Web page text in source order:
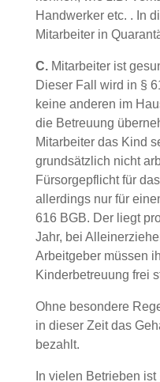
Handwerker etc. . In
Mitarbeiter in
C.Mitarbeiter ist
Dieser Fall wird in §
keine anderen im
die Betreuung
Mitarbeiter das Kind
grundsätzlich nicht
Fürsorgepflicht für
allerdings nur für
616 BGB. Der liegt
Jahr, bei
Arbeitgeber müssen
Kinderbetreuung frei
Ohne besondere
in dieser Zeit das
bezahlt.
In vielen Betrieben